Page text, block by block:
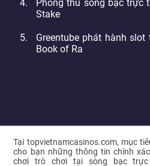
Phòng thu sòng bạc trực
Stake
Greentube phát hành
Book of Ra
Tại topvietnamcasinos.com, mục
cho bạn những thông tin chính
chơi trò chơi tại sòng bạc